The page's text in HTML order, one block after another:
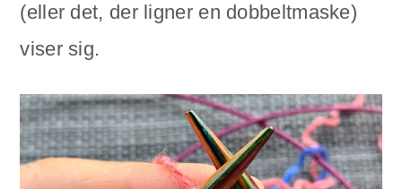
(eller det, der ligner en dobbeltmaske)
viser sig.